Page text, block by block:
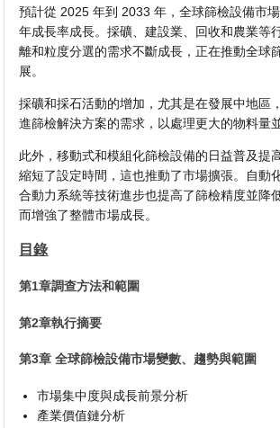
預計從 2025 年到 2033 年，全球篩檢設備市
年成長率成長。採礦、建設業、回收和農業等
離和粒度分選的需求不斷成長，正在推動全球
展。
採礦和採石活動的增加，尤其是在發展中地區
進篩檢解決方案的需求，以處理更大的物料量
此外，移動式和模組化篩檢設備的日益普及提
縮短了設定時間，這也推動了市場擴張。自動
合動力系統等技術進步也提高了篩檢精度並降
而增強了整體市場成長。
目錄
第1章調查方法和範圍
第2章執行摘要
第3章 全球篩檢設備市場變數、趨勢與範圍
市場集中度與成長前景分析
產業價值鏈分析